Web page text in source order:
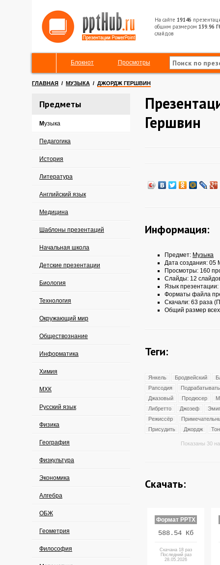
На сайте 19146
общим размером 139.96
слайдов
Блокнот Просмотры
ГЛАВНАЯ / МУЗЫКА / ДЖОРДЖ ГЕРШВИН
Предметы
Музыка
Педагогика
История
Литература
Английский язык
Медицина
Шаблоны презентаций
Начальная школа
Детские презентации
Биология
Технология
Окружающий мир
Обществознание
Информатика
Химия
МХК
Русский язык
Физика
География
Физкультура
Экономика
Алгебра
ОБЖ
Геометрия
Философия
Гершвин
Информация:
Предмет: Музыка
Дата создания: 05
Просмотры: 160
Слайды: 12
Язык презентации:
Форматы файла
Скачали: 63 раза
Общий размер
Теги:
Янкель Бродвейский
Рапсодия
Подрабатывать
Джазовый
Продюсер
Либретто
Джозеф
Режиссёр
Присудить
Джордж Тон
Показаны 30
Скачать:
Формат PPTX
588.54 Кб
Скачана 18 раз
Последний раз
28.05.2026